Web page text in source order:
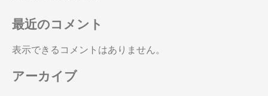
最近のコメント
表示できるコメントはありません。
アーカイブ